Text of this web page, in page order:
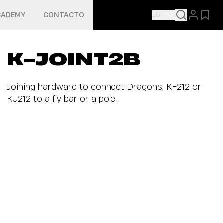
CONTACTO ES
K-JOINT2B
Joining hardware to connect Dragons, KF212 or
KU212 to a fly bar or a pole.